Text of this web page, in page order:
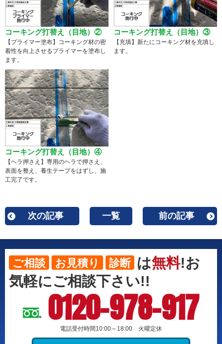
コーキング打替え（目地）②
【プライマー塗布】コーキング材の密
着性を向上させるプライマーを塗布し
ます。
コーキング打替え（目地）③
【充填】新たにコーキング材を充填し
ます。
コーキング打替え（目地）④
【ヘラ押さえ】専用のヘラで押さえ、
表面を整え、養生テープをはずし、施
工完了です。
次の記事 一覧 前の記事
ご相談 お見積り 診断 は無料!お
気軽にご相談下さい!!
0120-978-917
電話受付時間10:00～18:00 火曜定休